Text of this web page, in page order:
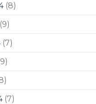
(8)
(7)
(7)